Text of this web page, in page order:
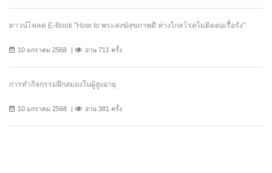
ดาวน์โหลด E-Book "How to พระสงฆ์สุขภาพดี ห่างไกลโรคไม่ติดต่อเรื้อรัง"
10 มกราคม 2568 อ่าน 711 ครั้ง
การทำกิจกรรมฝึกสมองในผู้สูงอายุ
10 มกราคม 2568 อ่าน 381 ครั้ง